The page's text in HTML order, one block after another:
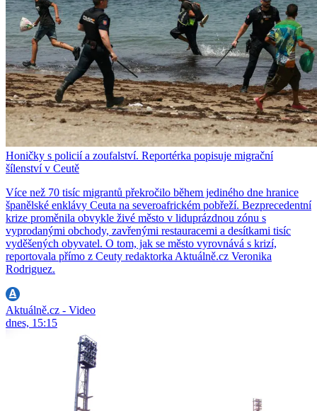
Honičky s policií a zoufalství. Reportérka popisuje migrační
šílenství v Ceutě
Více než 70 tisíc migrantů překročilo během jediného dne hranice
španělské enklávy Ceuta na severoafrickém pobřeží. Bezprecedentní
krize proměnila obvykle živé město v liduprázdnou zónu s
vyprodanými obchody, zavřenými restauracemi a desítkami tisíc
vyděšených obyvatel. O tom, jak se město vyrovnává s krizí,
reportovala přímo z Ceuty redaktorka Aktuálně.cz Veronika
Rodriguez.
Aktuálně.cz - Video
dnes, 15:15